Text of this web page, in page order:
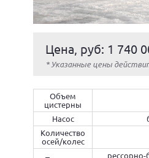
Цена, руб: 1 740
* Указанные цены
Объем
цистерны
Насос
Количество
осей/колес
рессорно-